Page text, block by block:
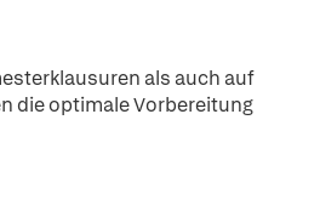
als auch auf
die optimale Vorbereitung